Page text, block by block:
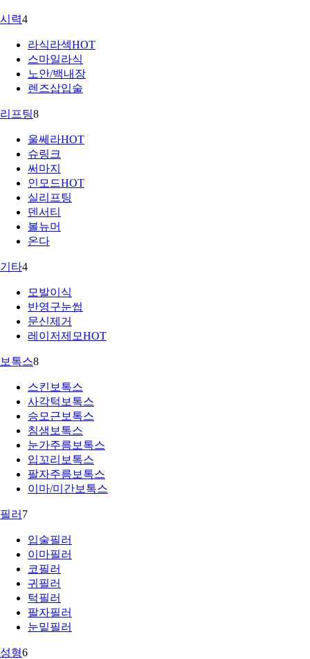
시력4
라식라섹HOT
스마일라식
노안/백내장
렌즈삽입술
리프팅8
울쎄라HOT
슈링크
써마지
인모드HOT
실리프팅
덴서티
볼뉴머
온다
기타4
모발이식
반영구눈썹
문신제거
레이저제모HOT
보톡스8
스킨보톡스
사각턱보톡스
승모근보톡스
침샘보톡스
눈가주름보톡스
입꼬리보톡스
팔자주름보톡스
이마/미간보톡스
필러 7
입술필러
이마필러
코필러
귀필러
턱필러
팔자필러
눈밑필러
성형6